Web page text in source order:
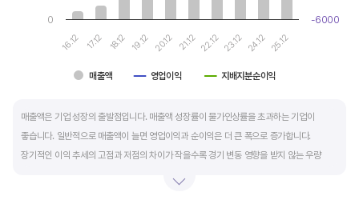
매출액 영업이익 지배지분순이익
16.12 17.12 18.12 19.12 20.12 21.12 22.12 23.12 24.12 25.12
0 -6000
매출액은 기업 성장의 출발점입니다. 매출액 성장률이 물가인상률을 초과하는 기업이
좋습니다. 일반적으로 매출액이 늘면 영업이익과 순이익은 더 큰 폭으로 증가합니다.
장기적인 이익 추세의 고점과 저점의 차이가 작을수록 경기 변동 영향을 받지 않는 우량